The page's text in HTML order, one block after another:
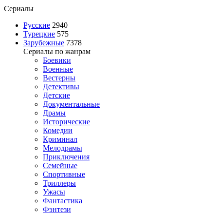
Сериалы
Русские 2940
Турецкие 575
Зарубежные 7378
Сериалы по жанрам
Боевики
Военные
Вестерны
Детективы
Детские
Документальные
Драмы
Исторические
Комедии
Криминал
Мелодрамы
Приключения
Семейные
Спортивные
Триллеры
Ужасы
Фантастика
Фэнтези